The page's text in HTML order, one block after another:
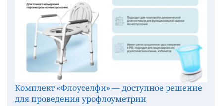
Комплект «Флоуселфи» — доступное решение
для проведения урофлоуметрии